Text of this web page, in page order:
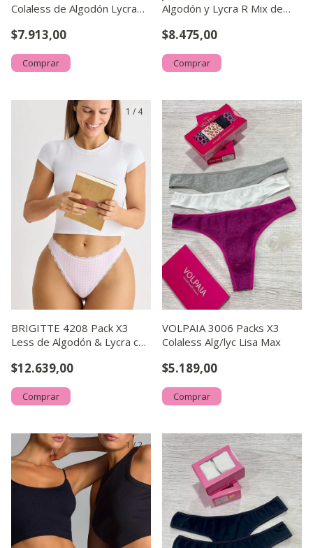
Colaless de Algodón Lycra
$7.913,00
Comprar
Algodón y Lycra R Mix de
$8.475,00
Comprar
1 / 4
BRIGITTE 4208 Pack X3
Less de Algodón & Lycra con
$12.639,00
Comprar
VOLPAIA 3006 Packs X3
Colaless Alg/lyc Lisa Max
$5.189,00
Comprar
1/2